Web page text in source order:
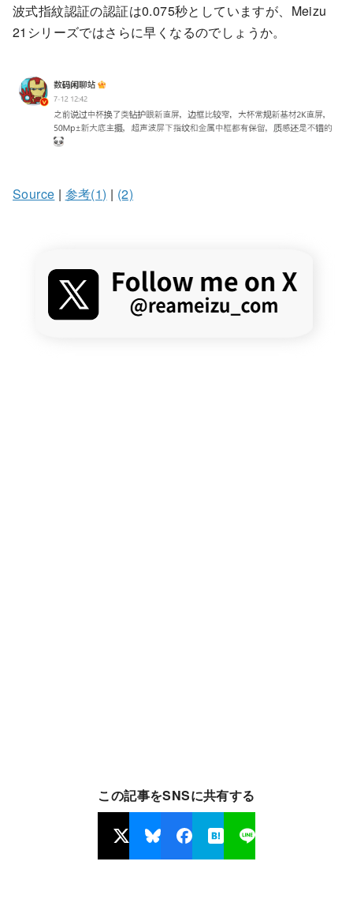
波式指紋認証の認証は0.075秒としていますが、Meizu
21シリーズではさらに早くなるのでしょうか。
Source | 参考(1) | (2)
この記事をSNSに共有する